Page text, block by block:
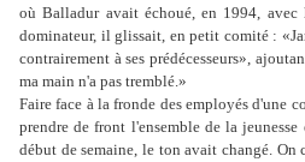
où Balladur avait échoué, en 1994,
dominateur, il glissait, en petit comité :
contrairement à ses prédécesseurs»,
ma main n'a pas tremblé.»
Faire face à la fronde des employés d'une
prendre de front l'ensemble de la
début de semaine, le ton avait changé. On